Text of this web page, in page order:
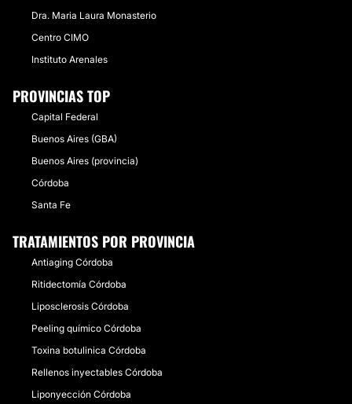
Dra. Maria Laura Monasterio
Centro CIMO
Instituto Arenales
PROVINCIAS TOP
Capital Federal
Buenos Aires (GBA)
Buenos Aires (provincia)
Córdoba
Santa Fe
TRATAMIENTOS POR PROVINCIA
Antiaging Córdoba
Ritidectomía Córdoba
Liposclerosis Córdoba
Peeling químico Córdoba
Toxina botulinica Córdoba
Rellenos inyectables Córdoba
Liponyección Córdoba